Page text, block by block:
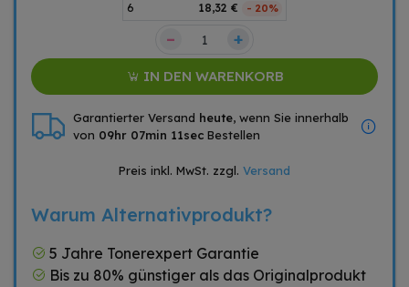
6 18,32 € - 20%
– +
IN DEN WARENKORB
Garantierter Versand heute, wenn Sie innerhalb
von 09hr 07min 10sec Bestellen
Preis inkl. MwSt. zzgl. Versand
Warum Alternativprodukt?
5 Jahre Tonerexpert Garantie
Bis zu 80% günstiger als das Originalprodukt